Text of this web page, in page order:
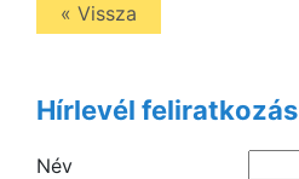
« Vissza
Hírlevél feliratkozás
Név